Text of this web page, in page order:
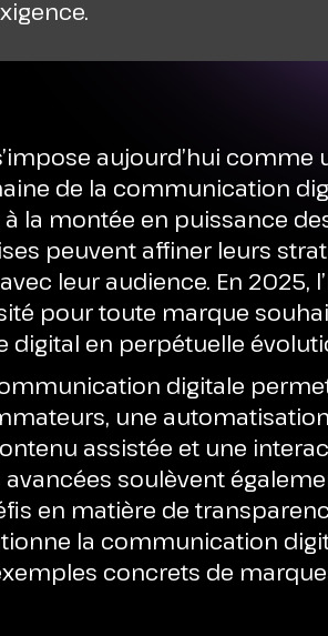
aujourd’hui comme
de la communication
la montée en puissance
peuvent affiner leurs
leur audience. En 2025,
pour toute marque
digital en perpétuelle
digitale
une
assistée et une
soulèvent
en matière de
la communication
concrets de